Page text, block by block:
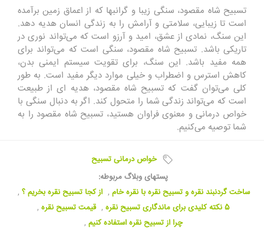
تسبیح شاه مقصود، سنگی زیبا و گرانبها که از اعماق زمین برآمده
است تا زیبایی، سلامتی و آرامش را به زندگی انسان هدیه دهد.
این سنگ، نمادی از عشق، امید و آرزو است که می‌‌تواند نوری در
تاریکی باشد. تسبیح شاه مقصود، سنگی است که می‌‌تواند برای
همه مفید باشد. این سنگ، برای تقویت سیستم ایمنی بدن،
کاهش استرس و اضطراب و خیلی موارد دیگر مفید است. به طور
کلی می‌توان گفت که تسبیح شاه مقصود، هدیه ای از طبیعت
است که می‌تواند زندگی شما را متحول کند. اگر به دنبال سنگی با
خواص درمانی و معنوی فراوان هستید، تسبیح شاه مقصود را به
شما توصیه می‌کنیم.
خواص درمانی تسبیح
پستهای وبلاگ مربوطه:
ساخت گردنبند نقره و تسبیح نقره با نقره خام , از کجا تسبیح نقره بخریم ؟ ,
5 نکته کلیدی برای ماندگاری تسبیح نقره
, قیمت تسبیح نقره ,
چرا از تسبیح نقره استفاده کنیم ,